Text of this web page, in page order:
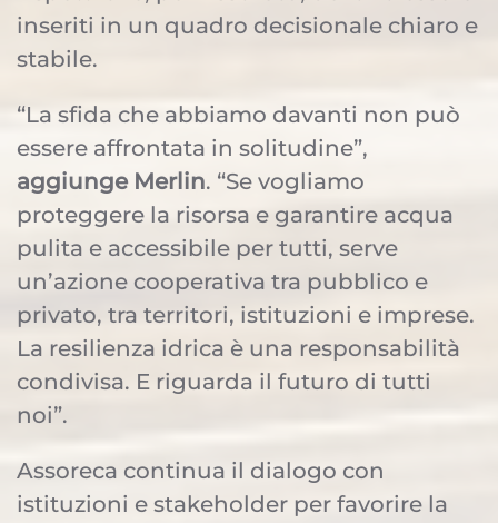
inseriti in un quadro decisionale chiaro e
stabile.
“La sfida che abbiamo davanti non può
essere affrontata in solitudine”,
aggiunge Merlin. “Se vogliamo
proteggere la risorsa e garantire acqua
pulita e accessibile per tutti, serve
un’azione cooperativa tra pubblico e
privato, tra territori, istituzioni e imprese.
La resilienza idrica è una responsabilità
condivisa. E riguarda il futuro di tutti
noi”.
Assoreca continua il dialogo con
istituzioni e stakeholder per favorire la